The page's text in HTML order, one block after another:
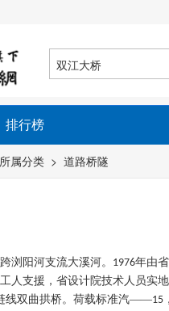
排行榜
属分类 > 道路桥隧
浏阳河支流大溪河。 1976年由
人支援，省设计院技术人员实
线双曲拱桥。荷载标准汽——15